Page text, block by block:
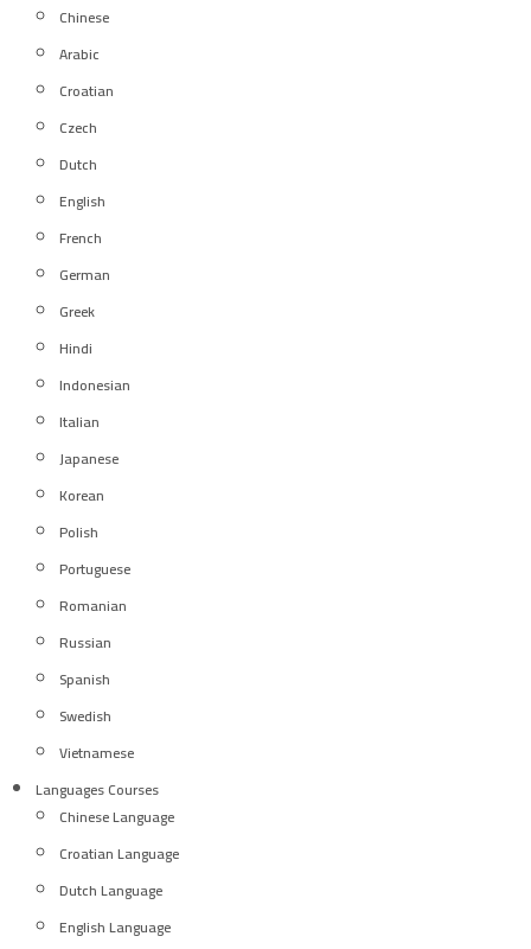
Chinese
Arabic
Croatian
Czech
Dutch
English
French
German
Greek
Hindi
Indonesian
Italian
Japanese
Korean
Polish
Portuguese
Romanian
Russian
Spanish
Swedish
Vietnamese
Languages Courses
Chinese Language
Croatian Language
Dutch Language
English Language